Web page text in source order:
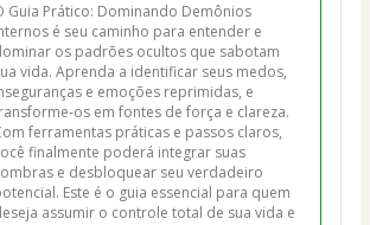
Guia Prático: Dominando Demônios
é seu caminho para entender e
os padrões ocultos que sabotam
vida. Aprenda a identificar seus medos,
e emoções reprimidas, e
os em fontes de força e clareza.
ferramentas práticas e passos claros,
finalmente poderá integrar suas
e desbloquear seu verdadeiro
Este é o guia essencial para quem
assumir o controle total de sua vida e